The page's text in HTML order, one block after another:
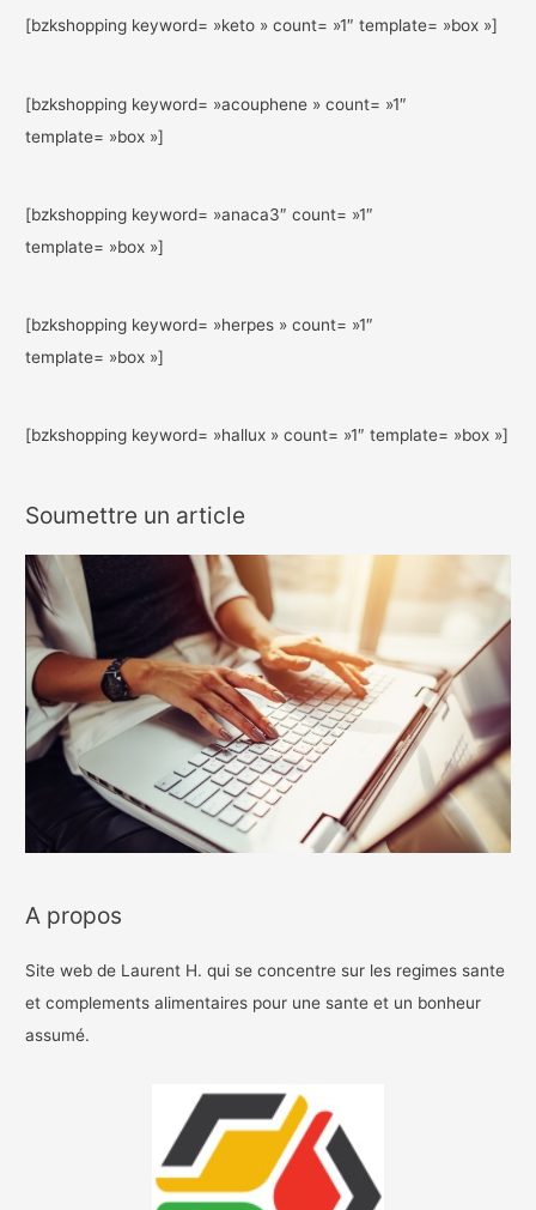
[bzkshopping keyword= »keto » count= »1″ template= »box »]
[bzkshopping keyword= »acouphene » count= »1″
template= »box »]
[bzkshopping keyword= »anaca3″ count= »1″
template= »box »]
[bzkshopping keyword= »herpes » count= »1″
template= »box »]
[bzkshopping keyword= »hallux » count= »1″ template= »box »]
Soumettre un article
A propos
Site web de Laurent H. qui se concentre sur les regimes sante
et complements alimentaires pour une sante et un bonheur
assumé.